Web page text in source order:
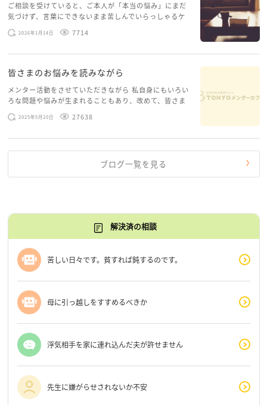
ご相談を受けていると、ご本人が「本当の悩み」にまだ
気づけず、言葉にできないまま苦しんでいらっしゃるケ
ースがありますお悩みというのは、心の深いところ（深
層心理）に触れることで、まったく違う角度から解決の
2026年1月14日 7714
皆さまのお悩みを読みながら
メンター活動をさせていただきながら 私自身にもいろい
ろな問題や悩みが生まれることもあり、改めて、皆さま
のお悩みを読みながら 「みんな、もがいてる。わたし
だけじゃないんだな」と、逆に励まされるような日々で
2025年5月20日 27638
ブログ一覧を見る
解決済の相談
苦しい日々です。貧すれば鈍するのです。
母に引っ越しをすすめるべきか
浮気相手を家に連れ込んだ夫が許せません
先生に嫌がらせされないか不安